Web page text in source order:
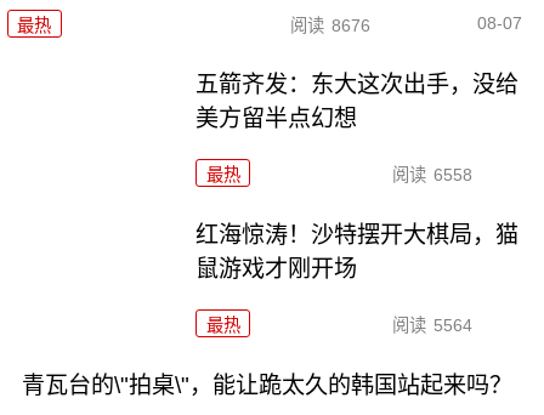
最热 阅读 8676 08-07
五箭齐发：东大这次出手，没给
美方留半点幻想
最热 阅读 6558
红海惊涛！沙特摆开大棋局，猫
鼠游戏才刚开场
最热 阅读 5564
青瓦台的\"拍桌\"，能让跪太久的韩国站起来吗？